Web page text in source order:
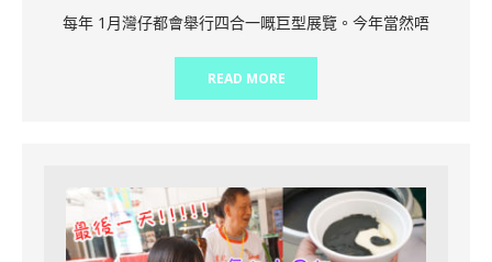
每年 1月灣仔都會舉行四合一嘅巨型展覽。今年當然唔
READ MORE